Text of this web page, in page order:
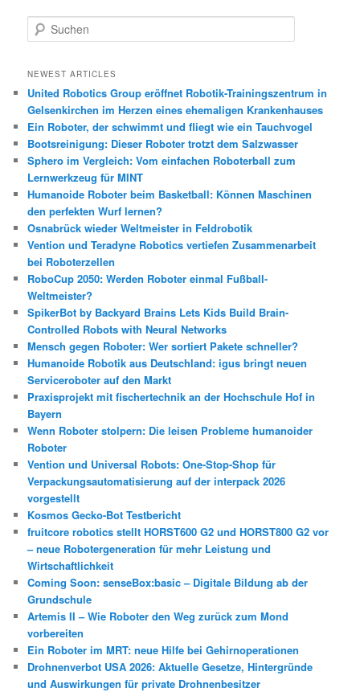
u
h
n
NEWEST ARTICLES
United Robotics Group eröffnet Robotik-Trainingszentrum in
Gelsenkirchen im Herzen eines ehemaligen Krankenhauses
Ein Roboter, der schwimmt und fliegt wie ein Tauchvogel
Bootsreinigung: Dieser Roboter trotzt dem Salzwasser
Sphero im Vergleich: Vom einfachen Roboterball zum
Lernwerkzeug für MINT
Humanoide Roboter beim Basketball: Können Maschinen
den perfekten Wurf lernen?
Osnabrück wieder Weltmeister in Feldrobotik
Vention und Teradyne Robotics vertiefen Zusammenarbeit
bei Roboterzellen
RoboCup 2050: Werden Roboter einmal Fußball-
Weltmeister?
SpikerBot by Backyard Brains Lets Kids Build Brain-
Controlled Robots with Neural Networks
Mensch gegen Roboter: Wer sortiert Pakete schneller?
Humanoide Robotik aus Deutschland: igus bringt neuen
Serviceroboter auf den Markt
Praxisprojekt mit fischertechnik an der Hochschule Hof in
Bayern
Wenn Roboter stolpern: Die leisen Probleme humanoider
Roboter
Vention und Universal Robots: One-Stop-Shop für
Verpackungsautomatisierung auf der interpack 2026
vorgestellt
Kosmos Gecko-Bot Testbericht
fruitcore robotics stellt HORST600 G2 und HORST800 G2 vor
– neue Robotergeneration für mehr Leistung und
Wirtschaftlichkeit
Coming Soon: senseBox:basic – Digitale Bildung ab der
Grundschule
Artemis II – Wie Roboter den Weg zurück zum Mond
vorbereiten
Ein Roboter im MRT: neue Hilfe bei Gehirnoperationen
Drohnenverbot USA 2026: Aktuelle Gesetze, Hintergründe
und Auswirkungen für private Drohnenbesitzer